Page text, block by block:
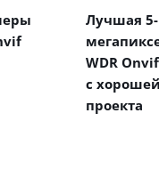
Лучшая 5-
WDR
с
проекта